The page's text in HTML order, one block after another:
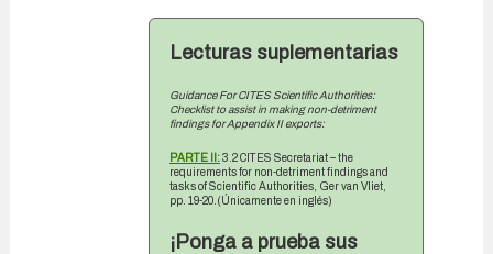
Lecturas suplementarias
Guidance For CITES Scientific Authorities:
Checklist to assist in making non-detriment
findings for Appendix II exports:
PARTE II:3.2 CITES Secretariat – the
requirements for non-detriment findings and
tasks of Scientific Authorities, Ger van Vliet,
pp. 19-20.(Únicamente en inglés)
¡Ponga a prueba sus